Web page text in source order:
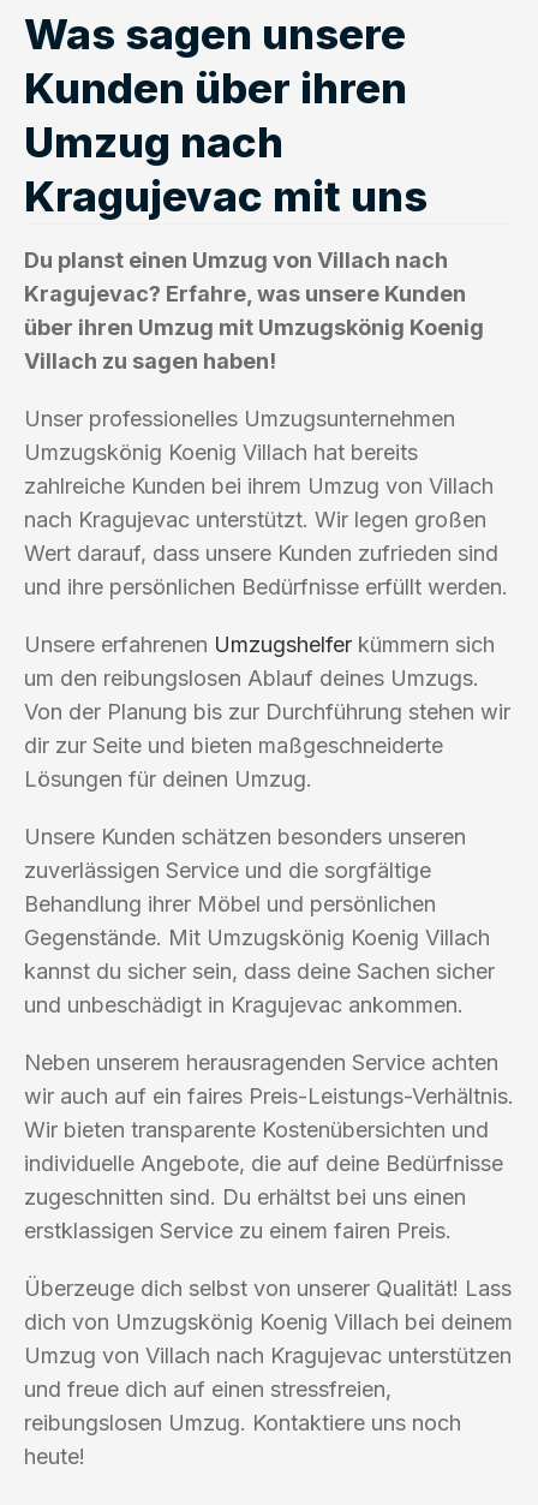
Was sagen unsere
Kunden über ihren
Umzug nach
Kragujevac mit uns
Du planst einen Umzug von Villach nach
Kragujevac? Erfahre, was unsere Kunden
über ihren Umzug mit Umzugskönig Koenig
Villach zu sagen haben!
Unser professionelles Umzugsunternehmen
Umzugskönig Koenig Villach hat bereits
zahlreiche Kunden bei ihrem Umzug von Villach
nach Kragujevac unterstützt. Wir legen großen
Wert darauf, dass unsere Kunden zufrieden sind
und ihre persönlichen Bedürfnisse erfüllt werden.
Unsere erfahrenen Umzugshelfer kümmern sich
um den reibungslosen Ablauf deines Umzugs.
Von der Planung bis zur Durchführung stehen wir
dir zur Seite und bieten maßgeschneiderte
Lösungen für deinen Umzug.
Unsere Kunden schätzen besonders unseren
zuverlässigen Service und die sorgfältige
Behandlung ihrer Möbel und persönlichen
Gegenstände. Mit Umzugskönig Koenig Villach
kannst du sicher sein, dass deine Sachen sicher
und unbeschädigt in Kragujevac ankommen.
Neben unserem herausragenden Service achten
wir auch auf ein faires Preis-Leistungs-Verhältnis.
Wir bieten transparente Kostenübersichten und
individuelle Angebote, die auf deine Bedürfnisse
zugeschnitten sind. Du erhältst bei uns einen
erstklassigen Service zu einem fairen Preis.
Überzeuge dich selbst von unserer Qualität! Lass
dich von Umzugskönig Koenig Villach bei deinem
Umzug von Villach nach Kragujevac unterstützen
und freue dich auf einen stressfreien,
reibungslosen Umzug. Kontaktiere uns noch
heute!